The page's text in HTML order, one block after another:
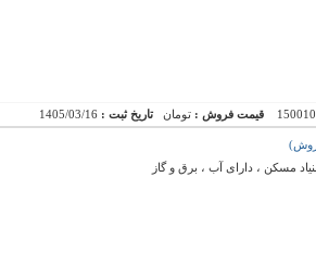
150010 قیمت فروش : تومانتاریخ ثبت : 1405/03/16